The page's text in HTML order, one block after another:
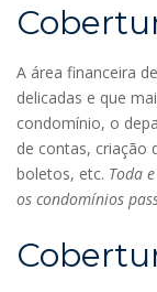
A área financeira
delicadas e que
condomínio, o
de contas, criação
boletos, etc. Toda
os condomínios